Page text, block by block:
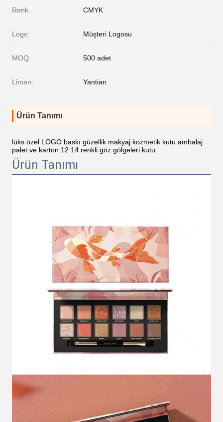
Renk: CMYK
Logo: Müşteri Logosu
MOQ: 500 adet
Liman: Yantian
Ürün Tanımı
lüks özel LOGO baskı güzellik makyaj kozmetik kutu ambalaj
palet ve karton 12 14 renkli göz gölgeleri kutu
Ürün Tanımı